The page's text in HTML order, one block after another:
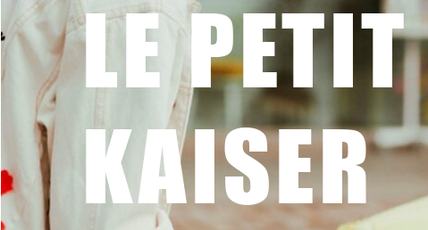
LE PETIT
KAISER